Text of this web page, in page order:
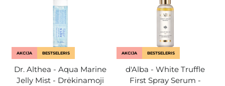
AKCIJA BESTSELERIS
Dr. Althea - Aqua Marine
Jelly Mist - Drėkinamoji
AKCIJA BESTSELERIS
d'Alba - White Truffle
First Spray Serum -